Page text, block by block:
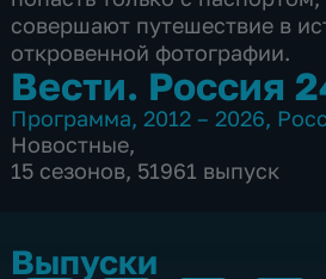
совершают путешествие в
откровенной фотографии.
Вести. Россия
Программа, 2012 – 2026,
Новостные,
15 сезонов, 51961 выпуск
Выпуски